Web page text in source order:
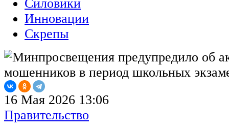
Силовики
Инновации
Скрепы
16 Мая 2026 13:06
Правительство